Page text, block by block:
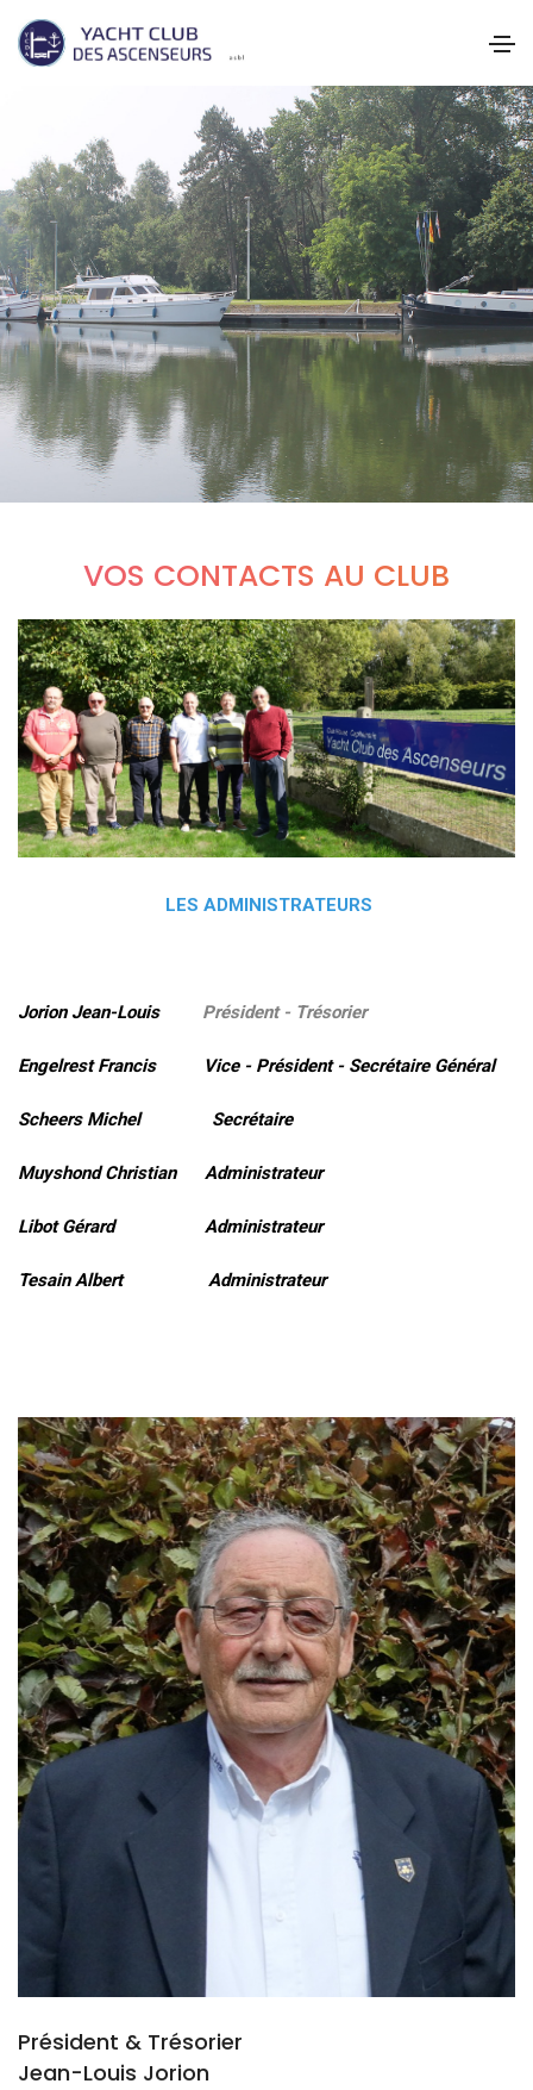
VOS CONTACTS AU CLUB
LES ADMINISTRATEURS
Jorion Jean-Louis Président - Trésorier
Engelrest Francis Vice - Président - Secrétaire Général
Scheers Michel Secrétaire
Muyshond Christian Administrateur
Libot Gérard Administrateur
Tesain Albert Administrateur
Président & Trésorier
Jean-Louis Jorion